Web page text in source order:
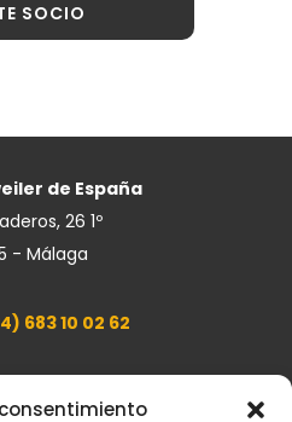
SOCIO
de España
26 1º
- Málaga
683 10 02 62